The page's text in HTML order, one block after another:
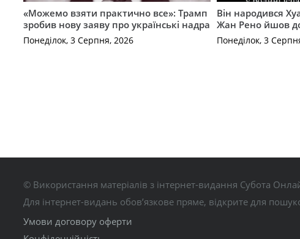
«Можемо взяти практично все»: Трамп
зробив нову заяву про українські надра
Понеділок, 3 Серпня, 2026
Він народився
Жан Рено йшов
Понеділок, 3
© Використання матеріалів з інтернет-видання Субота
Для інтернет-видань обов’язкове пряме, відкрите для
Умови договору оферти